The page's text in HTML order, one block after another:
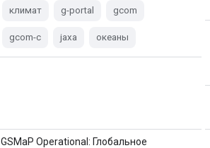
климат g-portal gcom
gcom-c jaxa океаны
GSMaP Operational: Глобальное